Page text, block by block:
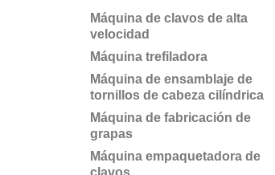
Máquina de clavos de alta
velocidad
Máquina trefiladora
Máquina de ensamblaje de
tornillos de cabeza cilíndrica
Máquina de fabricación de
grapas
Máquina empaquetadora de
clavos